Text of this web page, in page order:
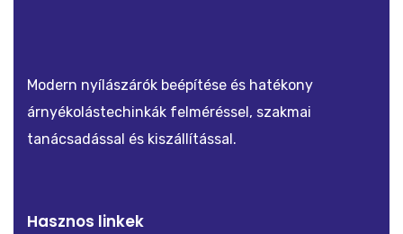
Modern nyílászárók beépítése és hatékony
árnyékolástechinkák felméréssel, szakmai
tanácsadással és kiszállítással.
Hasznos linkek